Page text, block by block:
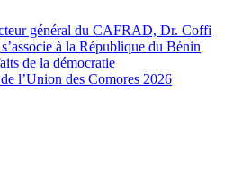
général du CAFRAD, Dr. Coffi
à la République du Bénin
de la démocratie
l’Union des Comores 2026